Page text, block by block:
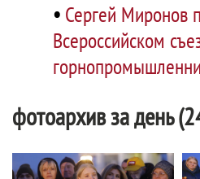
• Сергей Миронов
Всероссийском
фотоархив за день